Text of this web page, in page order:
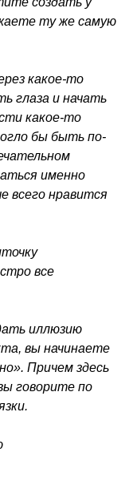
ту же самую
какое-то
глаза и начать
какое-то
бы быть по-
именно
всего нравится
все
иллюзию
вы начинаете
Причем здесь
говорите по